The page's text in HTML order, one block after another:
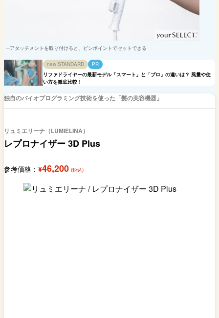
アタッチメントを取り付けると、ピンポイントでセットできる
new STANDARD
PR
リファドライヤーの最新モデル「スマート」と「プロ」の違いは？ 風量や使
い方を徹底比較！
独自のバイオプログラミング技術を使った「髪の美容機器」
リュミエリーナ（LUMIELINA）
レプロナイザー 3D Plus
参考価格： ¥46,200 (税込)